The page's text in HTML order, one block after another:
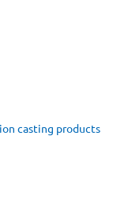
casting products